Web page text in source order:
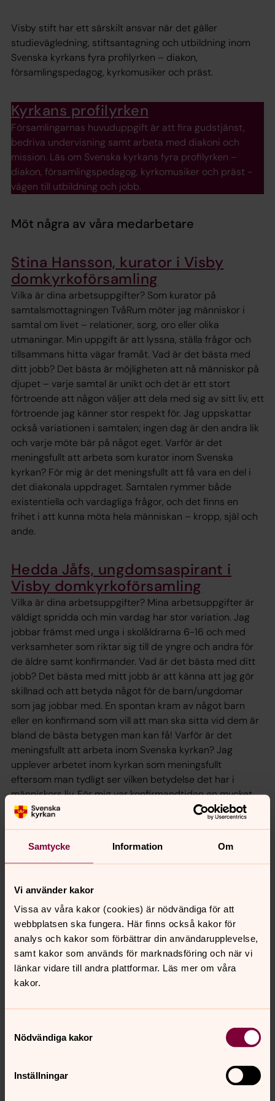
Samtycke Information Om
Vi använder kakor
Vissa av våra kakor (cookies) är nödvändiga för att
webbplatsen ska fungera. Här finns också kakor för
analys och kakor som förbättrar din användarupplevelse,
samt kakor som används för marknadsföring och när vi
länkar vidare till andra plattformar. Läs mer om våra
kakor.
Nödvändiga kakor
Inställningar
Visby stift har ett särskilt ansvar när det gäller
studievägledning, stiftsantagning och utbildning inom
Svenska kyrkans fyra profilyrken – diakon,
församlingspedagog, kyrkomusiker och präst.
Kyrkans profilyrken
Församlingarnas huvuduppgift är att fira gudstjänst,
bedriva undervisning samt arbeta med diakoni och
mission. Läs om Svenska kyrkans fyra profilyrken –
diakon, församlingspedagog, kyrkomusiker och präst -
vägen till utbildning och jobb.
Möt några av våra medarbetare
Stina Hansson, kurator i Visby
domkyrkoförsamling
Vilka är dina arbetsuppgifter? Som kurator på
samtalsmottagningen TvåRum möter jag människor i
samtal om livet – relationer, sorg, oro eller olika
utmaningar. Min uppgift är att lyssna, ställa frågor och
tillsammans hitta vägar framåt. Vad är det bästa med
ditt jobb? Det bästa är möjligheten att nå människor på
djupet – varje samtal är unikt och det är ett stort
förtroende att någon väljer att dela med sig av sitt liv, ett
förtroende jag känner stor respekt för. Jag uppskattar
också variationen i samtalen; ingen dag är den andra lik
och varje möte bär på något eget. Varför är det
meningsfullt att arbeta som kurator inom Svenska
kyrkan? För mig är det meningsfullt att få vara en del i
det diakonala uppdraget. Samtalen rymmer både
existentiella och vardagliga frågor, och det finns en
frihet i att kunna möta hela människan – kropp, själ och
ande.
Hedda Jåfs, ungdomsaspirant i
Visby domkyrkoförsamling
Vilka är dina arbetsuppgifter? Mina arbetsuppgifter är
väldigt spridda och min vardag har stor variation. Jag
jobbar främst med unga i skolåldrarna 6-16 och med
verksamheter som riktar sig till de yngre och andra för
de äldre samt konfirmander. Vad är det bästa med ditt
jobb? Det bästa med mitt jobb är att känna att jag gör
skillnad och att betyda något för de barn/ungdomar
som jag jobbar med. En spontan kram av något barn
eller en konfirmand som vill att man ska sitta vid dem är
bland de bästa betygen man kan få! Varför är det
meningsfullt att arbeta inom Svenska kyrkan? Jag
upplever arbetet inom kyrkan som meningsfullt
eftersom man tydligt ser vilken betydelse det har i
människors liv. För mig var konfirmandtiden en mycket
utvecklande och viktig period, och därför känns det
Johan Sunnerstam, präst i norra
Vad är dina arbetsuppgifter/vad gör du på jobbet? Jag
möter människor i dop, bröllop, begravning, konfirmation,
gudstjänst och i mängder av olika typer av samtal. Vad
är det bästa med ditt jobb? Det är att alltid få stå upp
för tro, hopp och kärlek! Varför är det meningsfullt att
arbeta inom svenska kyrkan? Kyrkans tro och liv har
präglat det mesta av vårt samhälle och det känns
förvalta och förnya det arvet.
Joel Saxholm Smitterberg, musiker
i norra Gotlands pastorat
Vad är dina arbetsuppgifter/vad gör du på jobbet? Jag